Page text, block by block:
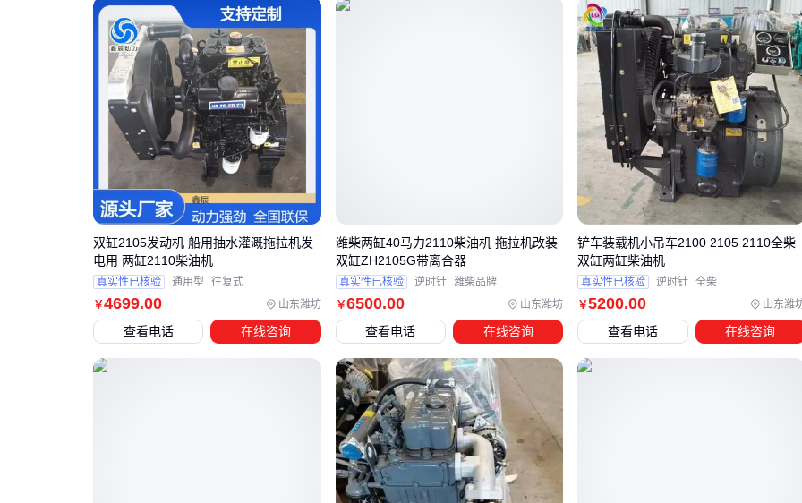
实际测试表明，双缸机在2200转/分左右转速时，油耗曲线会出
现最佳经济点。这也是多数工业双缸柴油机
将标定转速设在
：缸数差异直接决定了设备的振动特性、燃油经济性
三、根据使用场景，哪种双缸柴油机更适合你
丘陵地带作业：选择扭矩储备充足的2110/2115型号，搭配
液压自卸功能
：优先考虑农用双缸柴油机
续工作不易过热
配套农机具：注意输出轴旋向是否匹配，逆时针机型更通用
工业动力场景
空压机/发电机 ：选用标定转速2200rpm的
，降低噪音污染
矿山设备：需要强化冷却系统，建议选择散热面积增加30%
的专用机型
￥4699.00 山东潍坊
双缸2105发动机 船用抽水灌溉拖拉机发
电用 两缸2110柴油机
真实性已核验 通用型 往复式
查看电话 在线咨询
￥6500.00 山东潍坊
潍柴两缸40马力2110柴油机 拖拉机改装
双缸ZH2105G带离合器
真实性已核验 逆时针 潍柴品牌
查看电话 在线咨询
￥5200.00 山东潍
铲车装载机小吊车2100 2105 2110全柴
双缸两缸柴油机
真实性已核验 逆时针 全柴
查看电话 在线咨询